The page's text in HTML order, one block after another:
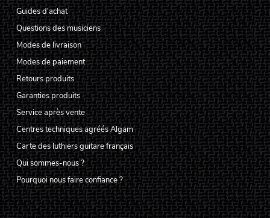
Guides d'achat
Questions des musiciens
Modes de livraison
Modes de paiement
Retours produits
Garanties produits
Service après vente
Centres techniques agréés Algam
Carte des luthiers guitare français
Qui sommes-nous ?
Pourquoi nous faire confiance ?